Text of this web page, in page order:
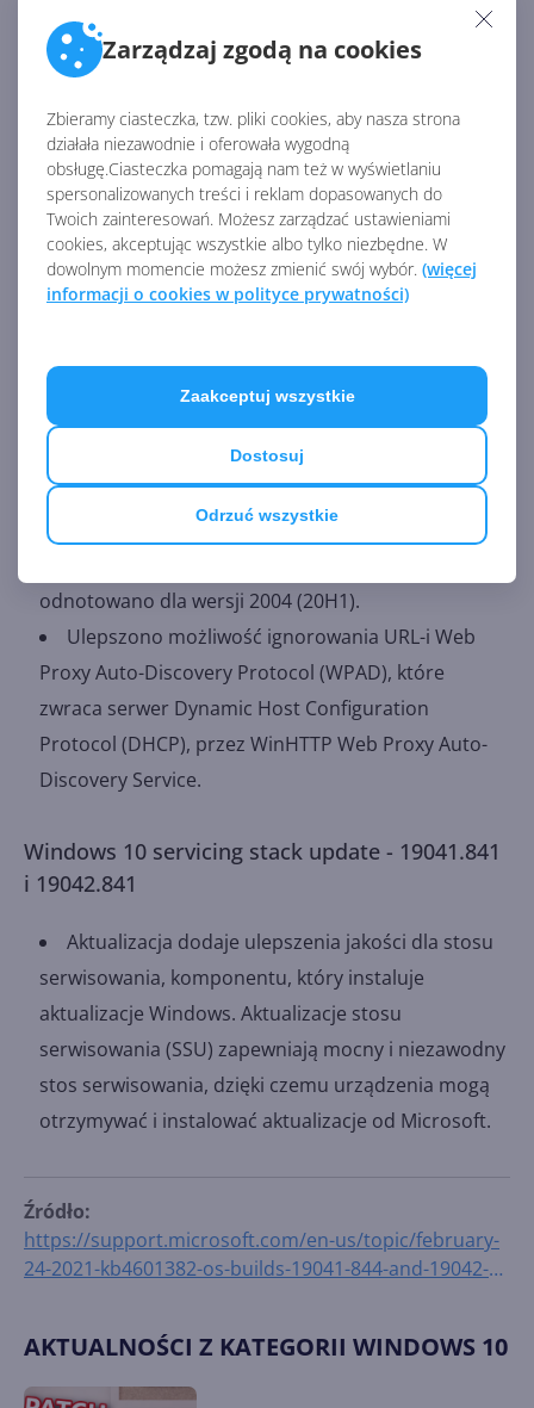
Zarządzaj zgodą na cookies
Zbieramy ciasteczka, tzw. pliki cookies, aby nasza strona
działała niezawodnie i oferowała wygodną
obsługę.Ciasteczka pomagają nam też w wyświetlaniu
spersonalizowanych treści i reklam dopasowanych do
Twoich zainteresowań. Możesz zarządzać ustawieniami
cookies, akceptując wszystkie albo tylko niezbędne. W
dowolnym momencie możesz zmienić swój wybór. (więcej
informacji o cookies w polityce prywatności)
Odrzuć wszystkie
Dostosuj
Zaakceptuj wszystkie
rozmiaru papieru dla drukarki, gdy używa ona
sterownika klasy Microsoft Internet Printing
Zaktualizowano protokół synchronizacji Open
Mobile Alliance (OMA) Device Management (DM).
Wyłączono domyślnie binding tokenów w
Windows Internet (WinINet).
W wersji tej nadal mogą występować problemy z
Windows 10w wersji 1809 lub nowszej do nowszej
wersji, a także z wprowadzaniem znaków Kanji w
Microsoft Japanese Input Method Editor (IME).
Windows 10 20H1: zmiany w
(OS Build 19042.844)
odnotowano dla wersji 2004 (20H1).
Ulepszono możliwość ignorowania URL-i Web
Proxy Auto-Discovery Protocol (WPAD), które
zwraca serwer Dynamic Host Configuration
Protocol (DHCP), przez WinHTTP Web Proxy Auto-
Discovery Service.
Windows 10 servicing stack update - 19041.841
i 19042.841
Aktualizacja dodaje ulepszenia jakości dla stosu
serwisowania, komponentu, który instaluje
aktualizacje Windows. Aktualizacje stosu
serwisowania (SSU) zapewniają mocny i niezawodny
stos serwisowania, dzięki czemu urządzenia mogą
otrzymywać i instalować aktualizacje od Microsoft.
Źródło:
https://support.microsoft.com/en-us/topic/february-
24-2021-kb4601382-os-builds-19041-844-and-19042-
AKTUALNOŚCI Z KATEGORII WINDOWS 10